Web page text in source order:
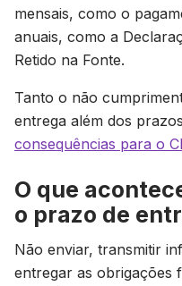
mensais, como o
anuais, como a
Retido na Fonte.
Tanto o não
entrega além dos
consequências para o
O que
o prazo de
Não enviar, transmitir
entregar as obrigações